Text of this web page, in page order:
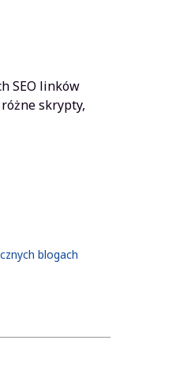
SEO linków
skrypty,
blogach